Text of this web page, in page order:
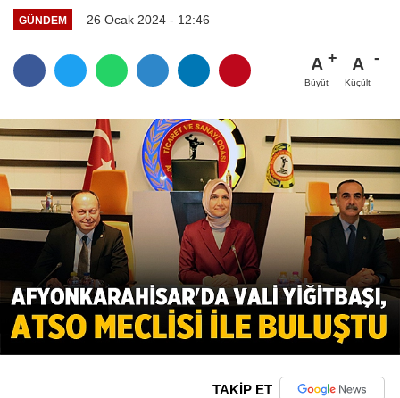
GÜNDEM 26 Ocak 2024 - 12:46
A
Büyüt
A
Küçült
TAKİP ET